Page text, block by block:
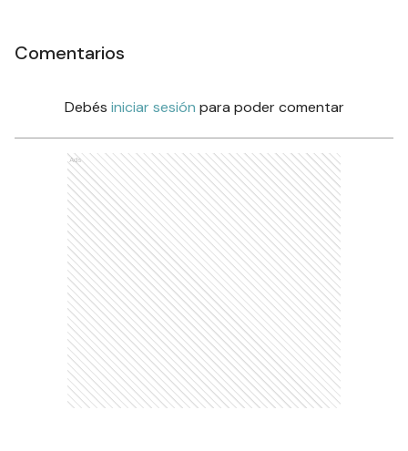
Comentarios
Debés iniciar sesión para poder comentar
Ads